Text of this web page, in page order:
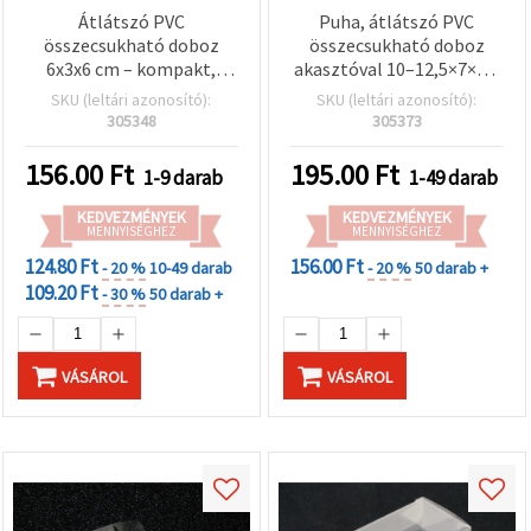
kattintva.
Fogadja
Átlátszó PVC
összecsukható doboz
6x3x6 cm – kompakt,
tartós és stílusos
csomagolás ékszerekhez,
készített kiegészítőkhöz
SKU (leltári azonosító):
305348
156.00 Ft 1-9 darab
KEDVEZMÉNYEK
MENNYISÉGHEZ
124.80 Ft- 20 %10-49 darab
109.20 Ft- 30 %50 darab +
VÁSÁROL
Puha, átlátszó PVC
összecsukható doboz
akasztóval 10–12,5×7×2,5
cm – Tartós bemutató
csomagolás
kiegészítőkhöz és kreatív
hobby kézműves
projektekhez EM ART
SKU (leltári azonosító):
305373
195.00 Ft 1-49 darab
KEDVEZMÉNYEK
MENNYISÉGHEZ
156.00 Ft- 20 %50 darab +
VÁSÁROL